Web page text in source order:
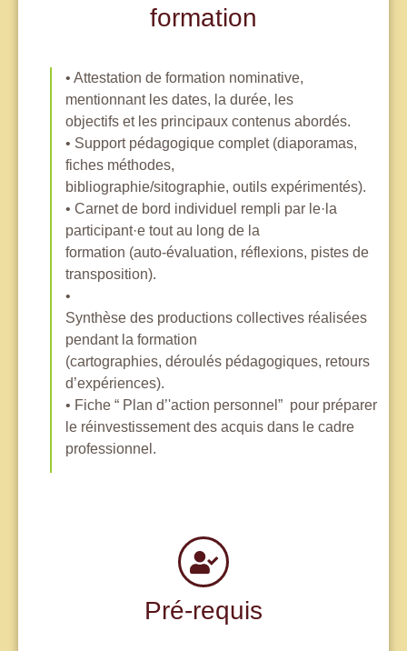
formation
• Attestation de formation nominative,
mentionnant les dates, la durée, les
objectifs et les principaux contenus abordés.
• Support pédagogique complet (diaporamas,
fiches méthodes,
bibliographie/sitographie, outils expérimentés).
• Carnet de bord individuel rempli par le·la
participant·e tout au long de la
formation (auto-évaluation, réflexions, pistes de
transposition).
•
Synthèse des productions collectives réalisées
pendant la formation
(cartographies, déroulés pédagogiques, retours
d’expériences).
• Fiche “ Plan d’'action personnel” pour préparer
le réinvestissement des acquis dans le cadre
professionnel.
Pré-requis